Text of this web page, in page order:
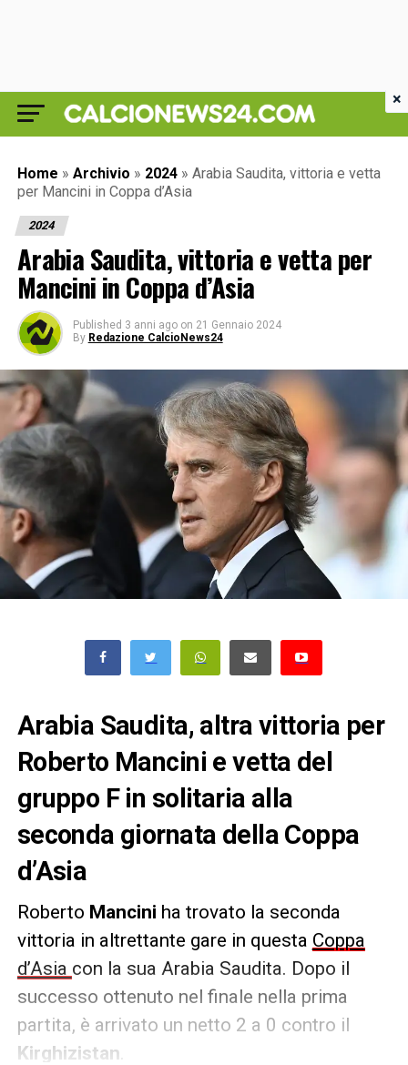
Home » Archivio » 2024 » Arabia Saudita, vittoria e vetta
per Mancini in Coppa d’Asia
2024
Arabia Saudita, vittoria e vetta per
Mancini in Coppa d’Asia
Published 3 anni ago on 21 Gennaio 2024
By Redazione CalcioNews24
Arabia Saudita, altra vittoria per
Roberto Mancini e vetta del
gruppo F in solitaria alla
seconda giornata della Coppa
d’Asia
Roberto Mancini ha trovato la seconda
vittoria in altrettante gare in questa Coppa
d’Asia con la sua Arabia Saudita. Dopo il
successo ottenuto nel finale nella prima
partita, è arrivato un netto 2 a 0 contro il
Kirghizistan
×